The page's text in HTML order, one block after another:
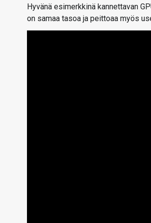
Hyvänä esimerkkinä kannettavan
on samaa tasoa ja peittoaa myös